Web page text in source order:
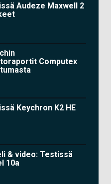
Audeze Maxwell 2
Computex
Keychron K2 HE
& video: Testissä
10a